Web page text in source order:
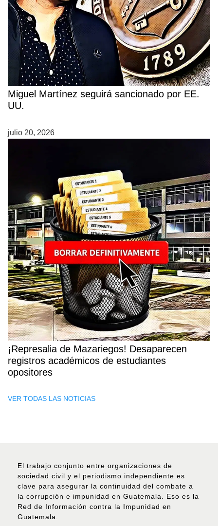
Miguel Martínez seguirá sancionado por EE.
UU.
julio 20, 2026
¡Represalia de Mazariegos! Desaparecen
registros académicos de estudiantes
opositores
VER TODAS LAS NOTICIAS
El trabajo conjunto entre organizaciones de
sociedad civil y el periodismo independiente es
clave para asegurar la continuidad del combate a
la corrupción e impunidad en Guatemala. Eso es la
Red de Información contra la Impunidad en
Guatemala.